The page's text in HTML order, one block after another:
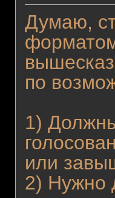
Думаю,
по
1)
или
2) Нужно